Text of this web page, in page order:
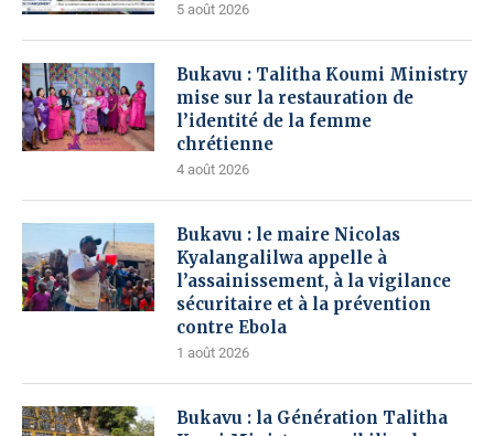
5 août 2026
Bukavu : Talitha Koumi Ministry
mise sur la restauration de
l’identité de la femme
chrétienne
4 août 2026
Bukavu : le maire Nicolas
Kyalangalilwa appelle à
l’assainissement, à la vigilance
sécuritaire et à la prévention
contre Ebola
1 août 2026
Bukavu : la Génération Talitha